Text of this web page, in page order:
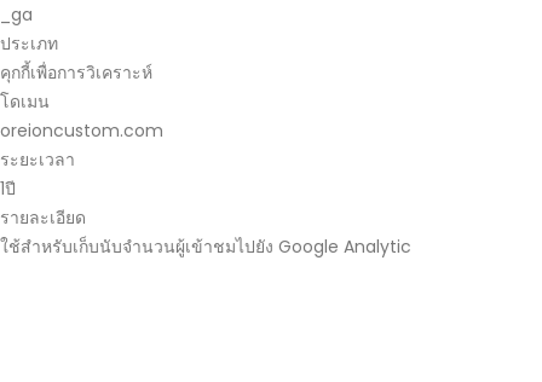
_ga
ประเภท
คุกกี้เพื่อการวิเคราะห์
โดเมน
oreioncustom.com
ระยะเวลา
1ปี
รายละเอียด
ใช้สำหรับเก็บนับจำนวนผู้เข้าชมไปยัง Google Analytic